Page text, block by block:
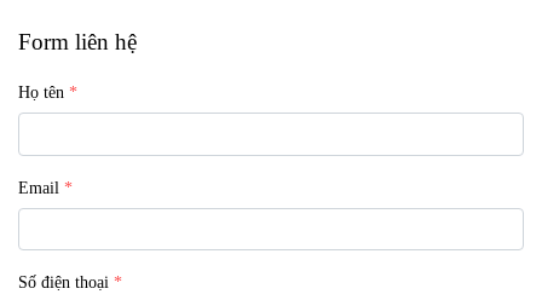
Form liên hệ
Họ tên
Email
Số điện thoại